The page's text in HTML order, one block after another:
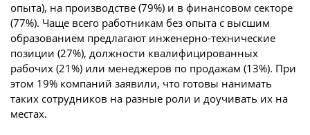
опыта), на производстве (79%) и в финансовом секторе
(77%). Чаще всего работникам без опыта с высшим
образованием предлагают инженерно-технические
позиции (27%), должности квалифицированных
рабочих (21%) или менеджеров по продажам (13%). При
этом 19% компаний заявили, что готовы нанимать
таких сотрудников на разные роли и доучивать их на
местах.